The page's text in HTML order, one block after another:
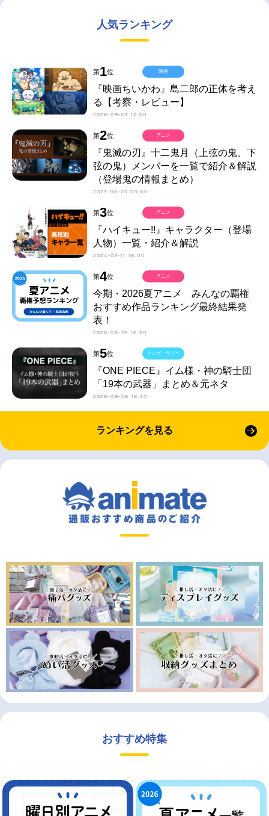
人気ランキング
第1位
『映画ちいかわ』島二郎の正体を考え
る【考察・レビュー】
2026-08-03 12:00
映画
第2位
『鬼滅の刃』十二鬼月（上弦の鬼、下
弦の鬼）メンバーを一覧で紹介＆解説
（登場鬼の情報まとめ）
2023-06-20 00:00
アニメ
第3位
『ハイキュー!!』キャラクター（登場
人物）一覧・紹介＆解説
2024-03-11 16:00
アニメ
第4位
今期・2026夏アニメ みんなの覇権
おすすめ作品ランキング最終結果発
表！
2026-06-29 16:30
アニメ
第5位
『ONE PIECE』イム様・神の騎士団
「19本の武器」まとめ＆元ネタ
2026-08-06 16:30
マンガ・ラノベ
ランキングを見る
おすすめ特集